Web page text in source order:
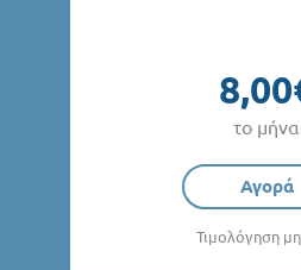
το μήνα
Αγορά
Τιμολόγηση